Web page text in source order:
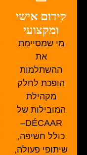
קידום אישי
ומקצועי
מי שמסיימת
את
ההשתלמות
הופכת לחלק
מקהילת
המובילות של
DÉCAAR–
כולל חשיפה,
שיתופי פעולה,